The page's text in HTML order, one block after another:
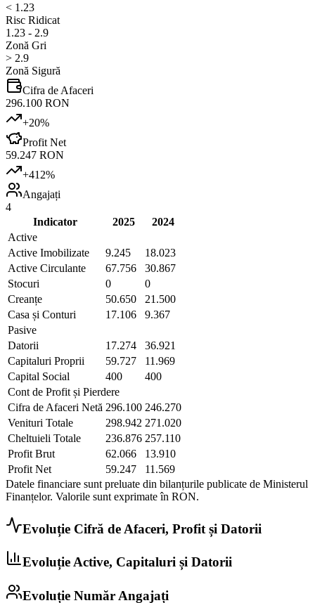
< 1.23
Risc Ridicat
1.23 - 2.9
Zonă Gri
> 2.9
Zonă Sigură
Cifra de Afaceri
296.100 RON
+20%
Profit Net
59.247 RON
+412%
Angajați
4
Indicator
2025
2024
Active
Active Imobilizate
9.245
18.023
Active Circulante
67.756
30.867
Stocuri
0
0
Creanțe
50.650
21.500
Casa și Conturi
17.106
9.367
Pasive
Datorii
17.274
36.921
Capitaluri Proprii
59.727
11.969
Capital Social
400
400
Cont de Profit și Pierdere
Cifra de Afaceri Netă 296.100 246.270
Venituri Totale
298.942 271.020
Cheltuieli Totale
236.876 257.110
Profit Brut
62.066
13.910
Profit Net
59.247
11.569
Datele financiare sunt preluate din bilanțurile publicate de Ministerul
Finanțelor. Valorile sunt exprimate în RON.
Evoluție Cifră de Afaceri, Profit și Datorii
Evoluție Active, Capitaluri și Datorii
Evoluție Număr Angajați